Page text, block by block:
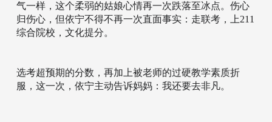
气一样，这个柔弱的姑娘心情再一次跌落至冰点。伤心
归伤心，但依宁不得不再一次直面事实：走联考，上211
综合院校，文化提分。
选考超预期的分数，再加上被老师的过硬教学素质折
服，这一次，依宁主动告诉妈妈：我还要去非凡。